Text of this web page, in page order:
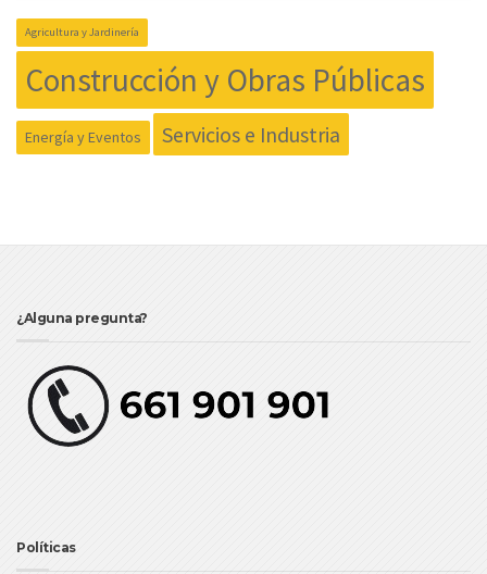
Agricultura y Jardinería
Construcción y Obras Públicas
Energía y Eventos Servicios e Industria
¿Alguna pregunta?
Políticas